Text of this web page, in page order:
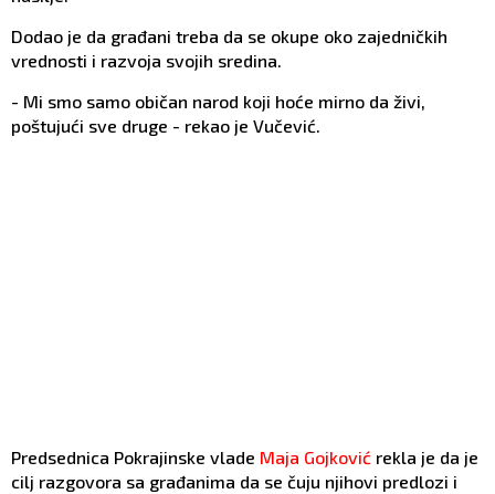
Dodao je da građani treba da se okupe oko zajedničkih
vrednosti i razvoja svojih sredina.
- Mi smo samo običan narod koji hoće mirno da živi,
poštujući sve druge - rekao je Vučević.
Predsednica Pokrajinske vlade Maja Gojković rekla je da je
cilj razgovora sa građanima da se čuju njihovi predlozi i